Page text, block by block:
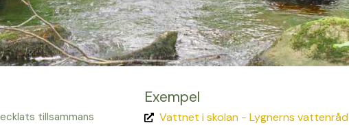
tillsammans
Exempel
Vattnet i skolan - Lygnerns vattenråd